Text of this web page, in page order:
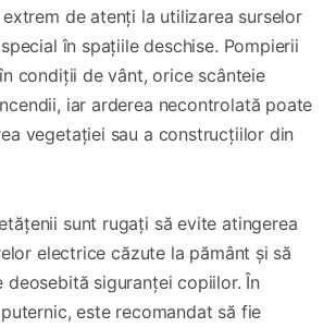
de atenți la utilizarea surselor
în spațiile deschise. Pompierii
condiții de vânt, orice scânteie
iar arderea necontrolată poate
vegetației sau a construcțiilor din
sunt rugați să evite atingerea
electrice căzute la pământ și să
deosebită siguranței copiilor. În
este recomandat să fie